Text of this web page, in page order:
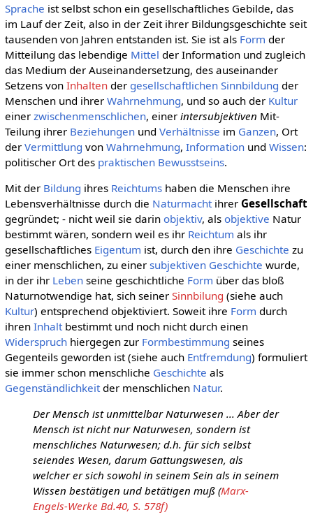
Sprache ist selbst schon ein gesellschaftliches Gebilde, das
im Lauf der Zeit, also in der Zeit ihrer Bildungsgeschichte seit
tausenden von Jahren entstanden ist. Sie ist als Form der
Mitteilung das lebendige Mittel der Information und zugleich
das Medium der Auseinandersetzung, des auseinander
Setzens von Inhaltender gesellschaftlichen Sinnbildung der
Menschen und ihrer Wahrnehmung, und so auch der Kultur
einer zwischenmenschlichen, einer intersubjektiven Mit-
Teilung ihrer Beziehungenund Verhältnisse im Ganzen, Ort
der Vermittlung von Wahrnehmung, Informationund Wissen:
politischer Ort des praktischen Bewusstseins.
Mit der Bildung ihres Reichtumshaben die Menschen ihre
Lebensverhältnisse durch die Naturmachtihrer Gesellschaft
gegründet; - nicht weil sie darin objektiv, als objektive Natur
bestimmt wären, sondern weil es ihr Reichtum als ihr
gesellschaftliches Eigentum ist, durch den ihre Geschichte zu
einer menschlichen, zu einer subjektiven Geschichte wurde,
in der ihr Lebenseine geschichtliche Form über das bloß
Naturnotwendige hat, sich seiner Sinnbilung (siehe auch
Kultur) entsprechend objektiviert. Soweit ihre Form durch
ihren Inhaltbestimmt und noch nicht durch einen
Widerspruchhiergegen zur Formbestimmung seines
Gegenteils geworden ist (siehe auch Entfremdung) formuliert
sie immer schon menschliche Geschichte als
Gegenständlichkeitder menschlichen Natur.
Der Mensch ist unmittelbar Naturwesen ... Aber der
Mensch ist nicht nur Naturwesen, sondern ist
menschliches Naturwesen; d.h. für sich selbst
seiendes Wesen, darum Gattungswesen, als
welcher er sich sowohl in seinem Sein als in seinem
Wissen bestätigen und betätigen muß (Marx-
Engels-Werke Bd.40, S. 578f)